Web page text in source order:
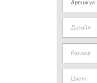
Дизайн
Размер
Цвет